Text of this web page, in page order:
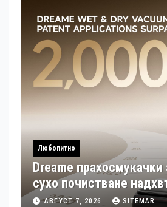
Любопитно
Dreame
сухо почистване
патентни заявки в
АВГУСТ 7, 2026 SITEMAR